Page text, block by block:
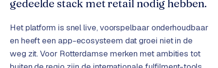
2
e
-
c
o
t
gedeelde stack met retail nodig hebben.
Het platform is snel live, voorspelbaar onderhoudbaar
en heeft een app-ecosysteem dat groei niet in de
weg zit. Voor Rotterdamse merken met ambities tot